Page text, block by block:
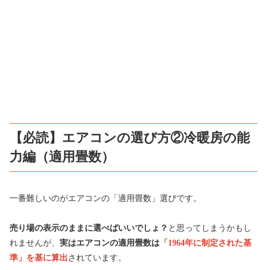
【必読】エアコンの選び方②冷暖房の能
力編（適用畳数）
一番難しいのがエアコンの「適用畳数」選びです。
売り場の表示のままに選べばいいでしょ？ と思ってしまうかもし
れませんが、 実はエアコンの適用畳数は 「1964年に制定された基
準」を基に算出されています。